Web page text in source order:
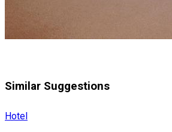
Similar Suggestions
Hotel